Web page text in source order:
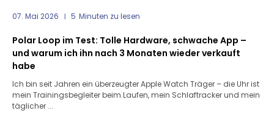
07. Mai 2026 5 Minuten zu lesen
Polar Loop im Test: Tolle Hardware, schwache App –
und warum ich ihn nach 3 Monaten wieder verkauft
habe
Ich bin seit Jahren ein überzeugter Apple Watch Träger – die Uhr ist
mein Trainingsbegleiter beim Laufen, mein Schlaftracker und mein
täglicher ...